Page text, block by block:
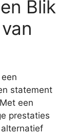
Blik
statement
een
prestaties